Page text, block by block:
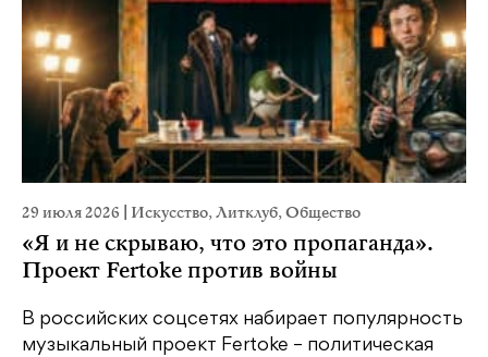
29 июля 2026 Искусство,Литклуб,Общество
«Я и не скрываю, что это пропаганда».
Проект Fertoke против войны
В российских соцсетях набирает популярность
музыкальный проект Fertoke – политическая